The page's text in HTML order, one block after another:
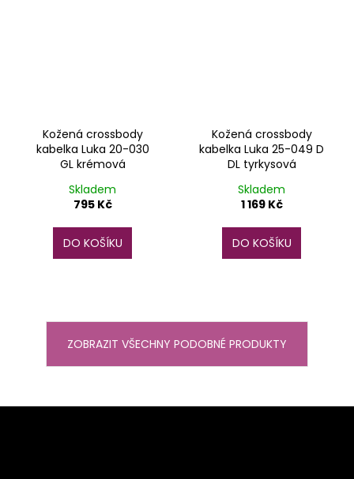
Kožená crossbody
kabelka Luka 20-030
GL krémová
Skladem
795 Kč
DO KOŠÍKU
Kožená crossbody
kabelka Luka 25-049 D
DL tyrkysová
Skladem
1 169 Kč
DO KOŠÍKU
ZOBRAZIT VŠECHNY PODOBNÉ PRODUKTY
Z